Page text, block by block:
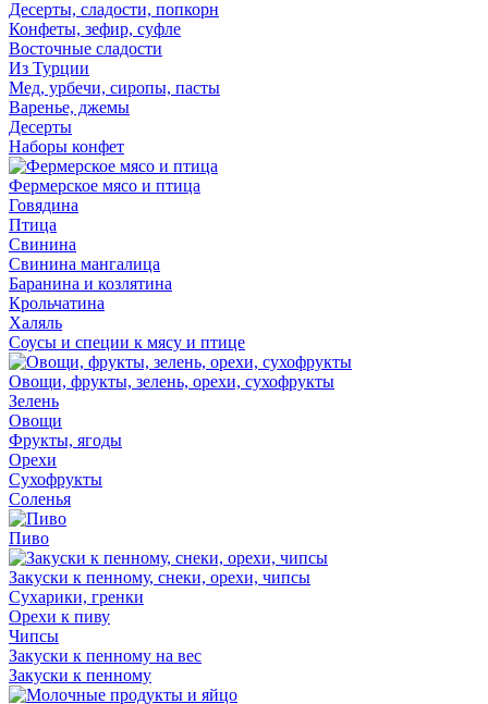
Десерты, сладости, попкорн
Конфеты, зефир, суфле
Восточные сладости
Из Турции
Мед, урбечи, сиропы, пасты
Варенье, джемы
Десерты
Наборы конфет
Фермерское мясо и птица
Говядина
Птица
Свинина
Свинина мангалица
Баранина и козлятина
Крольчатина
Халяль
Соусы и специи к мясу и птице
Овощи, фрукты, зелень, орехи, сухофрукты
Зелень
Овощи
Фрукты, ягоды
Орехи
Сухофрукты
Соленья
Пиво
Закуски к пенному, снеки, орехи, чипсы
Сухарики, гренки
Орехи к пиву
Чипсы
Закуски к пенному на вес
Закуски к пенному